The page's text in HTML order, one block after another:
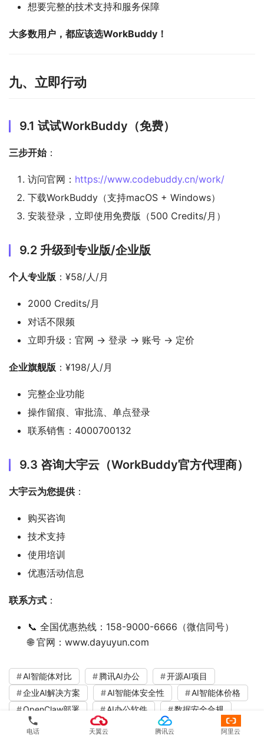
想要完整的技术支持和服务保障
大多数用户，都应该选WorkBuddy！
九、立即行动
9.1 试试WorkBuddy（免费）
三步开始：
访问官网： https://www.codebuddy.cn/work/
下载WorkBuddy（支持macOS + Windows）
安装登录，立即使用免费版（500 Credits/月）
9.2 升级到专业版/企业版
个人专业版 ：¥58/人/月
2000 Credits/月
对话不限频
立即升级：官网 → 登录 → 账号 → 定价
企业旗舰版 ：¥198/人/月
完整企业功能
操作留痕、审批流、单点登录
联系销售：4000700132
9.3 咨询大宇云（WorkBuddy官方代理商）
大宇云为您提供 ：
购买咨询
技术支持
使用培训
优惠活动信息
联系方式 ：
📞 全国优惠热线：158-9000-6666（微信同号）
🌐 官网：www.dayuyun.com
AI智能体对比 腾讯AI办公
开源AI项目
企业AI解决方案
AI智能体安全性
AI智能体价格
OpenClaw部署
AI办公软件
数据安全合规
技能包兼容
使用门槛对比
成本对比
phone
电话 天翼云 腾讯云 阿里云